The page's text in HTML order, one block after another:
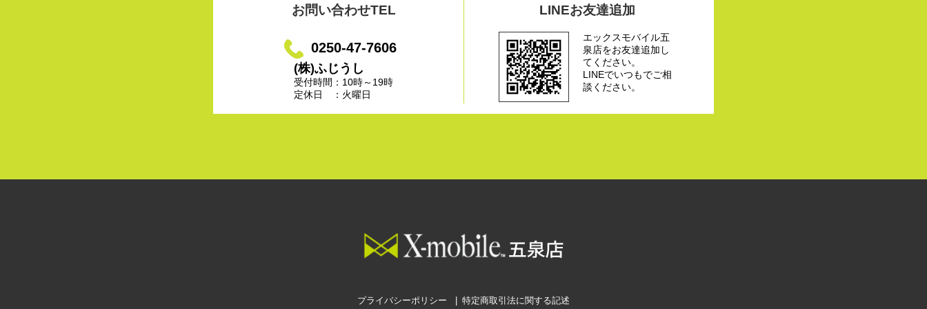
お問い合わせTEL
0250-47-7606
(株)ふじうし
受付時間：10時～19時
定休日 ：火曜日
LINEお友達追加
エックスモバイル五
泉店をお友達追加し
てください。
LINEでいつもでご相
談ください。
プライバシーポリシー 特定商取引法に関する記述